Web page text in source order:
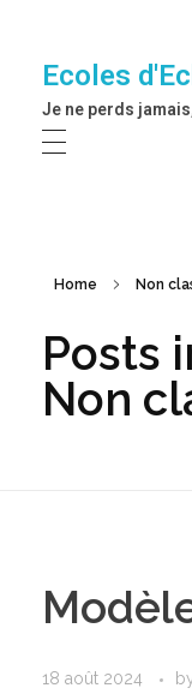
Ecoles
Je ne perds
Home Non
Posts
Non
18 août 2024